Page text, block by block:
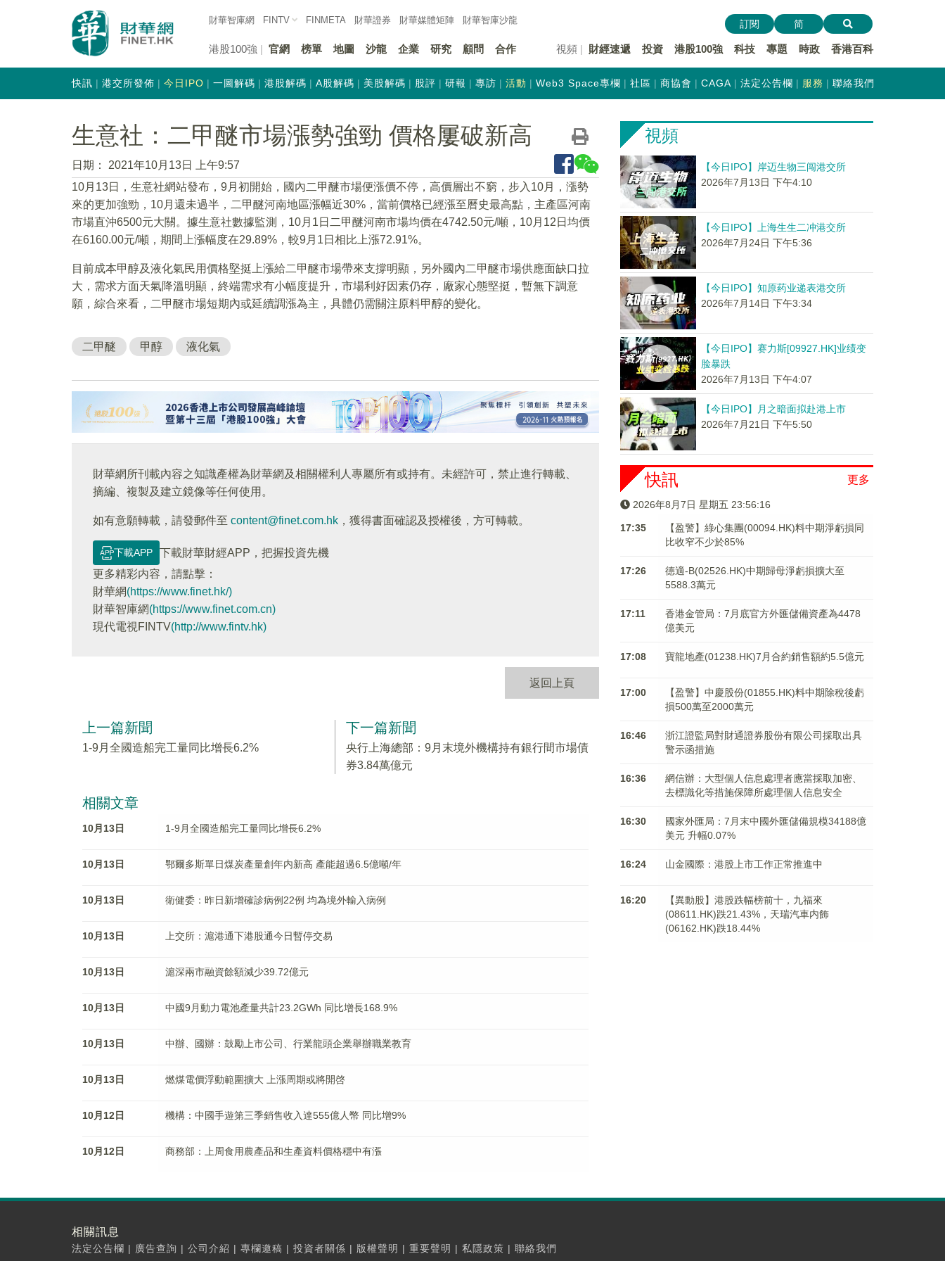
財華智庫網 FINTV FINMETA 財華證券 財華媒體矩陣 財華智庫沙龍
港股100強 官網 榜單 地圖 沙龍 企業 研究 顧問 合作 視頻 財經速遞 投資 港股100強 科技 專題 時政 香港百科
訂閱 简
快訊 港交所發佈 今日IPO 一圖解碼 港股解碼 A股解碼 美股解碼 股評 研報 專訪 活動 Web3 Space專欄 社區 商協會 CAGA 法定公告欄 服務 聯絡我們
生意社：二甲醚市場漲勢強勁 價格屢破新高
日期：
2021年10月13日 上午9:57
10月13日，生意社網站發布，9月初開始，國內二甲醚市場便漲價不停，高價層出不窮，步入10月，漲勢
來的更加強勁，10月還未過半，二甲醚河南地區漲幅近30%，當前價格已經漲至曆史最高點，主產區河南
市場直沖6500元大關。據生意社數據監測，10月1日二甲醚河南市場均價在4742.50元/噸，10月12日均價
在6160.00元/噸，期間上漲幅度在29.89%，較9月1日相比上漲72.91%。
目前成本甲醇及液化氣民用價格堅挺上漲給二甲醚市場帶來支撐明顯，另外國內二甲醚市場供應面缺口拉
大，需求方面天氣降溫明顯，終端需求有小幅度提升，市場利好因素仍存，廠家心態堅挺，暫無下調意
願，綜合來看，二甲醚市場短期內或延續調漲為主，具體仍需關注原料甲醇的變化。
二甲醚 甲醇 液化氣
財華網所刊載內容之知識產權為財華網及相關權利人專屬所有或持有。未經許可，禁止進行轉載、
摘編、複製及建立鏡像等任何使用。
如有意願轉載，請發郵件至 content@finet.com.hk ，獲得書面確認及授權後，方可轉載。
下載APP
下載財華財經APP，把握投資先機
更多精彩内容，請點擊：
財華網(https://www.finet.hk/)
財華智庫網(https://www.finet.com.cn)
現代電視FINTV(http://www.fintv.hk)
返回上頁
上一篇新聞
1-9月全國造船完工量同比增長6.2%
下一篇新聞
央行上海總部：9月末境外機構持有銀行間市場債
券3.84萬億元
相關文章
10月13日 1-9月全國造船完工量同比增長6.2%
10月13日 鄂爾多斯單日煤炭產量創年内新高 產能超過6.5億噸/年
10月13日 衛健委：昨日新增確診病例22例 均為境外輸入病例
10月13日 上交所：滬港通下港股通今日暫停交易
10月13日 滬深兩市融資餘額減少39.72億元
10月13日 中國9月動力電池產量共計23.2GWh 同比增長168.9%
10月13日 中辦、國辦：鼓勵上市公司、行業龍頭企業舉辦職業教育
10月13日 燃煤電價浮動範圍擴大 上漲周期或將開啓
10月12日 機構：中國手遊第三季銷售收入達555億人幣 同比增9%
10月12日 商務部：上周食用農產品和生產資料價格穩中有漲
視頻
【今日IPO】岸迈生物三闯港交所
2026年7月13日 下午4:10
【今日IPO】上海生生二冲港交所
2026年7月24日 下午5:36
【今日IPO】知原药业递表港交所
2026年7月14日 下午3:34
【今日IPO】赛力斯[09927.HK]业绩变
脸暴跌
2026年7月13日 下午4:07
【今日IPO】月之暗面拟赴港上市
2026年7月21日 下午5:50
更多
快訊
2026年8月7日 星期五 23:56:16
17:35
【盈警】綠心集團(00094.HK)料中期淨虧損同
比收窄不少於85%
17:26
德適-B(02526.HK)中期歸母淨虧損擴大至
5588.3萬元
17:11
香港金管局：7月底官方外匯儲備資產為4478
億美元
17:08 寶龍地產(01238.HK)7月合約銷售額約5.5億元
17:00
【盈警】中慶股份(01855.HK)料中期除稅後虧
損500萬至2000萬元
16:46
浙江證監局對財通證券股份有限公司採取出具
警示函措施
16:36
網信辦：大型個人信息處理者應當採取加密、
去標識化等措施保障所處理個人信息安全
16:30
國家外匯局：7月末中國外匯儲備規模34188億
美元 升幅0.07%
16:24 山金國際：港股上市工作正常推進中
16:20
【異動股】港股跌幅榜前十，九福來
(08611.HK)跌21.43%，天瑞汽車内飾
(06162.HK)跌18.44%
相關訊息
法定公告欄 | 廣告查詢 | 公司介紹 | 專欄邀稿 | 投資者關係 | 版權聲明 | 重要聲明 | 私隱政策 | 聯絡我們